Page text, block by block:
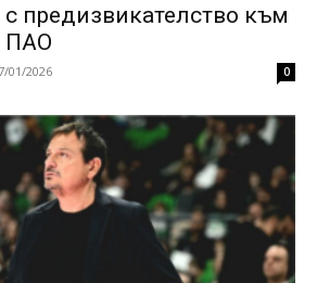
предизвикателство към
ПАО
01/2026 0